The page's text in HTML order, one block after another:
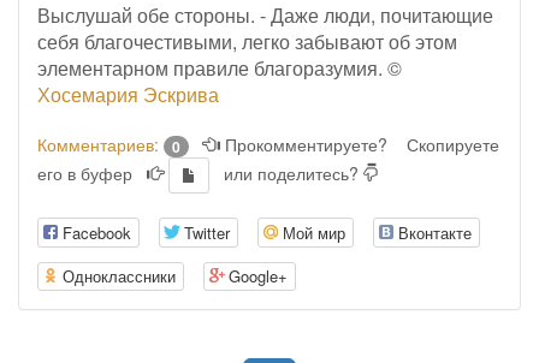
Выслушай обе стороны. - Даже люди, почитающие
себя благочестивыми, легко забывают об этом
элементарном правиле благоразумия. ©
Хосемария Эскрива
Комментариев: 0 Прокомментируете?
Скопируете
его в буфер
или поделитесь?
Facebook Twitter Мой мир
Вконтакте
Одноклассники
Google+